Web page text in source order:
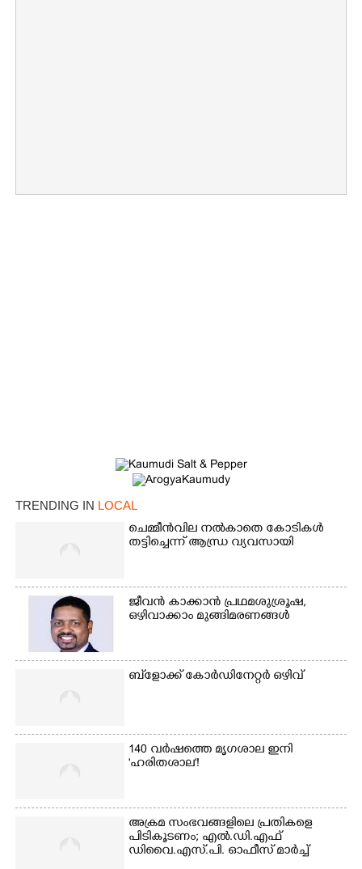
TRENDING IN LOCAL
ചെമ്മീൻവില നൽകാതെ കോടികൾ
തട്ടിച്ചെന്ന് ആന്ധ്ര വ്യവസായി
ജീവൻ കാക്കാൻ പ്രഥമശുശ്രൂഷ,
ഒഴിവാക്കാം മുങ്ങിമരണങ്ങൾ
ബ്‌ളോക്ക് കോർഡിനേറ്റർ ഒഴിവ്
140 വർഷത്തെ മൃഗശാല ഇനി
'ഹരിതശാല'!
അക്രമ സംഭവങ്ങളിലെ പ്രതികളെ
പിടികൂടണം; എൽ.ഡി.എഫ്
ഡിവൈ.എസ്.പി. ഓഫീസ് മാർച്ച്
Share this link
Copy Link